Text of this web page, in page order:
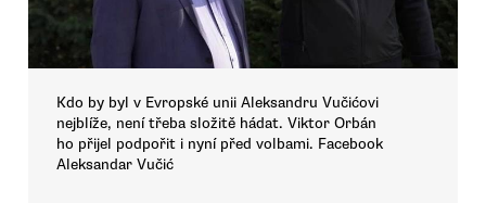
Kdo by byl v Evropské unii Aleksandru Vučićovi
nejblíže, není třeba složitě hádat. Viktor Orbán
ho přijel podpořit i nyní před volbami. Facebook
Aleksandar Vučić